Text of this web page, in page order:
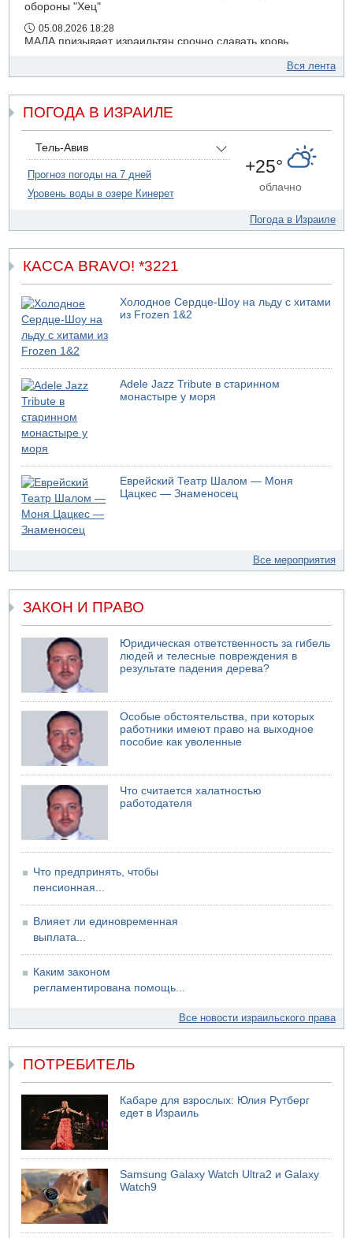
обороны "Хец"
05.08.2026 18:28
МАДА призывает израильтян срочно сдавать кровь
Бывший посол Израиля в ООН Гилад Эрдан объявит в
05.08.2026 13:49
На севере Израиля на берег выбросило тело
05.08.2026 13:32
В России горят новые склады
05.08.2026 10:19
Хуситы сообщают об атаке по Саудовскому танкеру
Вся лента
ПОГОДА В ИЗРАИЛЕ
Тель-Авив
Прогноз погоды на 7 дней
Уровень воды в озере Кинерет
+25°
облачно
Погода в Израиле
КАССА BRAVO! *3221
Холодное Сердце-Шоу на льду с хитами
из Frozen 1&2
Adele Jazz Tribute в старинном
монастыре у моря
Еврейский Театр Шалом — Моня
Цацкес — Знаменосец
Все мероприятия
ЗАКОН И ПРАВО
Юридическая ответственность за гибель
людей и телесные повреждения в
результате падения дерева?
Особые обстоятельства, при которых
работники имеют право на выходное
пособие как уволенные
Что считается халатностью
работодателя
Что предпринять, чтобы
пенсионная...
Влияет ли единовременная
выплата...
Каким законом
регламентирована помощь...
Все новости израильского права
ПОТРЕБИТЕЛЬ
Кабаре для взрослых: Юлия Рутберг
едет в Израиль
Samsung Galaxy Watch Ultra2 и Galaxy
Watch9